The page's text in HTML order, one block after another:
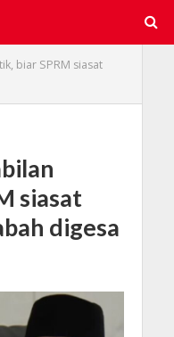
biar SPRM siasat
siasat
digesa